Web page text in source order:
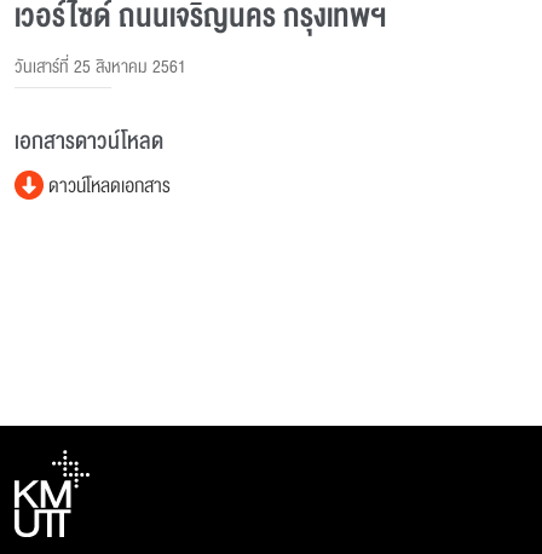
เวอร์ไซด์ ถนนเจริญนคร กรุงเทพฯ
วันเสาร์ที่ 25 สิงหาคม 2561
เอกสารดาวน์โหลด
ดาวน์โหลดเอกสาร